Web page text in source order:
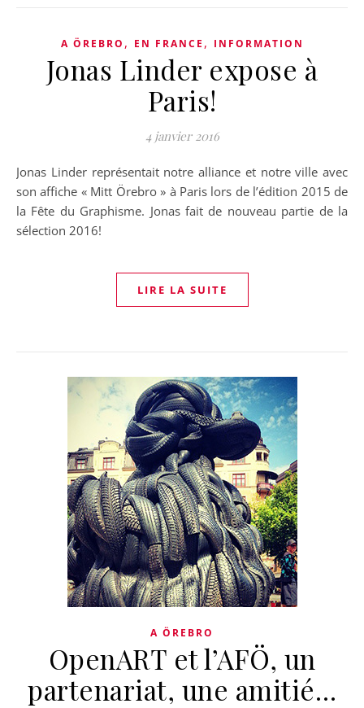
A ÖREBRO , EN FRANCE , INFORMATION
Jonas Linder expose à
Paris!
4 janvier 2016
Jonas Linder représentait notre alliance et notre ville avec
son affiche « Mitt Örebro » à Paris lors de l’édition 2015 de
la Fête du Graphisme. Jonas fait de nouveau partie de la
sélection 2016!
LIRE LA SUITE
A ÖREBRO
OpenART et l’AFÖ, un
partenariat, une amitié…